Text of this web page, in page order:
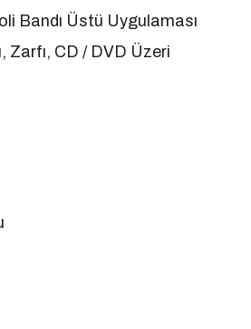
Bandı Üstü Uygulaması
Zarfı, CD / DVD Üzeri